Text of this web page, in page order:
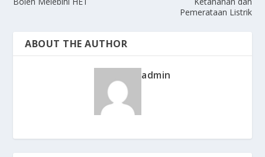
Pemerataan Listrik
ABOUT THE AUTHOR
admin